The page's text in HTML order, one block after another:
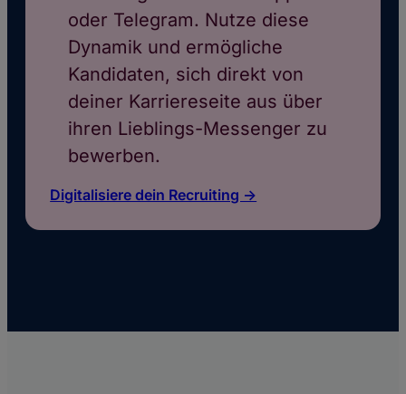
oder Telegram. Nutze diese
Dynamik und ermögliche
Kandidaten, sich direkt von
deiner Karriereseite aus über
ihren Lieblings-Messenger zu
bewerben.
Digitalisiere dein Recruiting ->